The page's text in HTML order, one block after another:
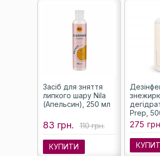
Засіб для зняття
липкого шару Nila
(Апельсин), 250 мл
83 грн. 110 грн.
КУПИТИ
Prep,
275